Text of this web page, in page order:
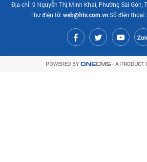
Địa chỉ: 9 Nguyễn Thị Minh Khai, Phường Sài Gòn,
Thư điện tử: web@htv.com.vnSố điện thoại:
POWERED BY ONECMS- A PRODUCT